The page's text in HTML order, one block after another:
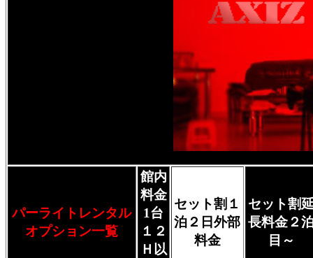
パーライトレンタル
オプション一覧
館内
料金
1台
１２
Ｈ以
セット割１
泊２日外部
料金
セット割
長料金２
目～